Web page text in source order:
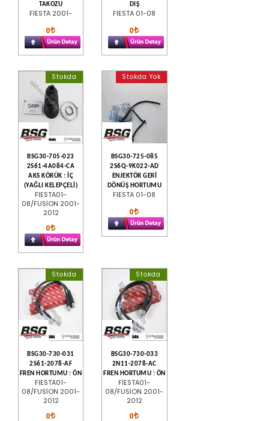
TAKOZU
FIESTA 2001-
0
DIŞ
FIESTA 01-08
0
Stokda
BSG30-705-023
2S61-4A084-CA
AKS KÖRÜK : İÇ
(YAĞLI KELEPÇELİ)
FIESTA01-
08/FUSİON 2001-
2012
0
Stokda Yok
BSG30-725-085
2S6Q-9K022-AD
ENJEKTÖR GERİ
DÖNÜŞ HORTUMU
FIESTA 01-08
0
Stokda
BSG30-730-031
2S61-2078-AF
FREN HORTUMU : ÖN
FIESTA01-
08/FUSİON 2001-
2012
0
Stokda
BSG30-730-033
2N11-2078-AC
FREN HORTUMU : ÖN
FİESTA01-
08/FUSİON 2001-
2012
0